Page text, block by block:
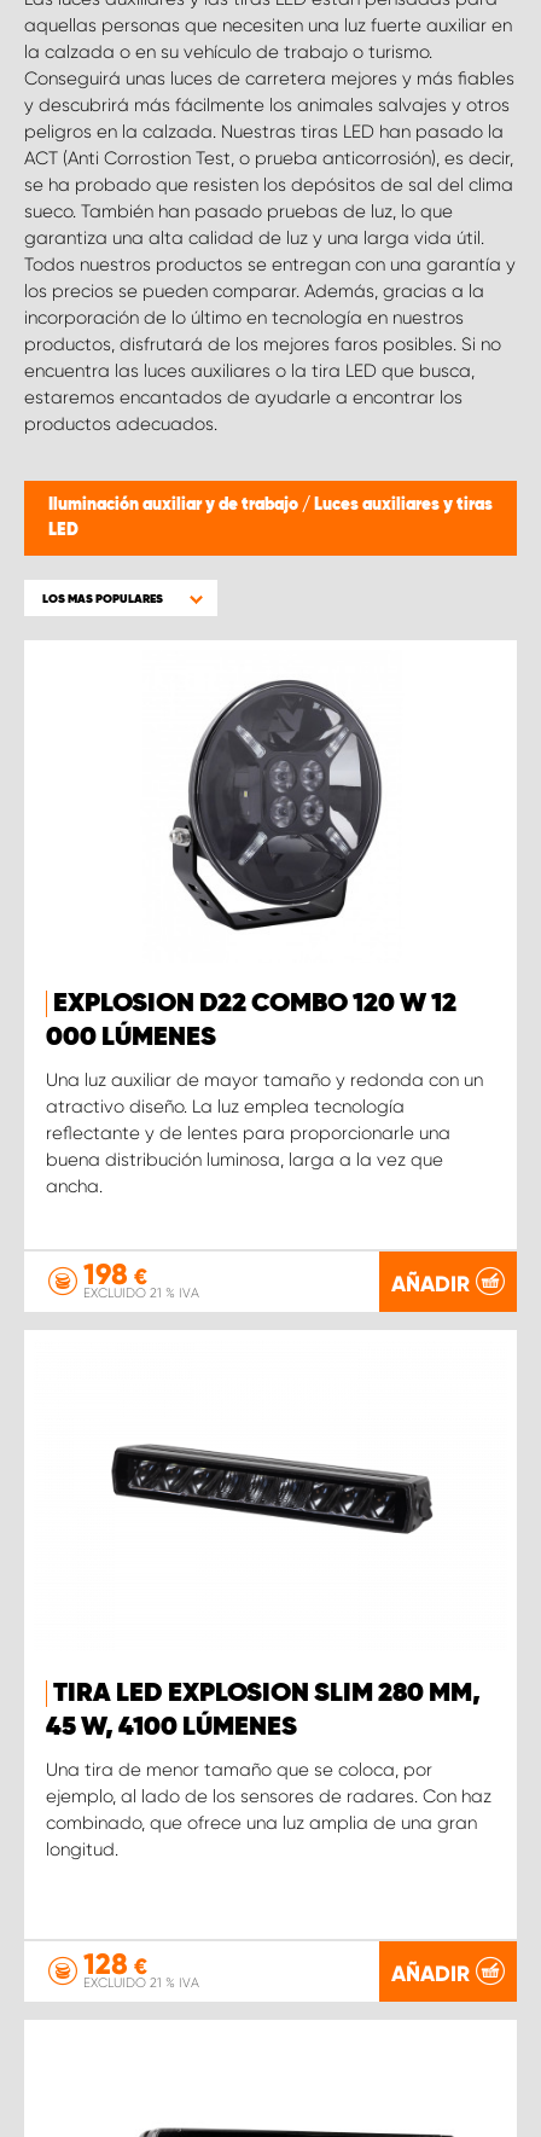
aquellas personas que necesiten una luz fuerte auxiliar en
la calzada o en su vehículo de trabajo o turismo.
Conseguirá unas luces de carretera mejores y más fiables
y descubrirá más fácilmente los animales salvajes y otros
peligros en la calzada. Nuestras tiras LED han pasado la
ACT (Anti Corrostion Test, o prueba anticorrosión), es decir,
se ha probado que resisten los depósitos de sal del clima
sueco. También han pasado pruebas de luz, lo que
garantiza una alta calidad de luz y una larga vida útil.
Todos nuestros productos se entregan con una garantía y
los precios se pueden comparar. Además, gracias a la
incorporación de lo último en tecnología en nuestros
productos, disfrutará de los mejores faros posibles. Si no
encuentra las luces auxiliares o la tira LED que busca,
estaremos encantados de ayudarle a encontrar los
productos adecuados.
Iluminación auxiliar y de trabajo / Luces auxiliares y tiras
LED
LOS MAS POPULARES
EXPLOSION D22 COMBO 120 W 12
000 LÚMENES
Una luz auxiliar de mayor tamaño y redonda con un
atractivo diseño. La luz emplea tecnología
reflectante y de lentes para proporcionarle una
buena distribución luminosa, larga a la vez que
ancha.
198 €
EXCLUIDO 21 % IVA AÑADIR
TIRA LED EXPLOSION SLIM 280 MM,
45 W, 4100 LÚMENES
Una tira de menor tamaño que se coloca, por
ejemplo, al lado de los sensores de radares. Con haz
combinado, que ofrece una luz amplia de una gran
longitud.
128 €
EXCLUIDO 21 % IVA AÑADIR